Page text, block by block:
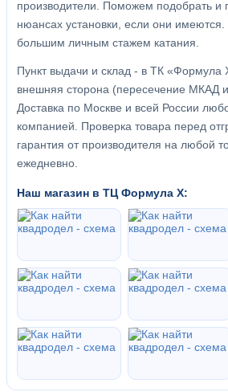
производители. Поможем подобрать и
нюансах установки, если они имеются.
большим личным стажем катания.
Пункт выдачи и склад - в ТК
внешняя сторона (пересечение МКАД
Доставка по Москве и всей России
компанией. Проверка товара перед
гарантия от производителя на любой
ежедневно.
Наш магазин в ТЦ Формула Х: